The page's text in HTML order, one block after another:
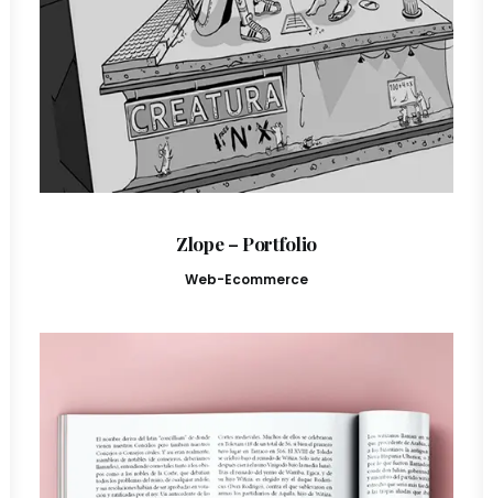
Zlope – Portfolio
Web-Ecommerce